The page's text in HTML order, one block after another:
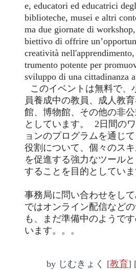
e, educatori ed educatrici
biblioteche, musei e altri
ma due giornate di
biettivo di offrire
creatività
trumento potente per
sviluppo di una cittadinanza
このイベントは無料で、
員養成中の教員、成人教
館、博物館、その他の非
としています。 2日間の
ョンのプログラムを通じ
役割について、個々のス
を促進する強力なツール
することを目的としてい
事務局に問い合わせをし
ではオンライン配信など
も、まだ準備中のようで
います。。。
by じむきょく [教育]